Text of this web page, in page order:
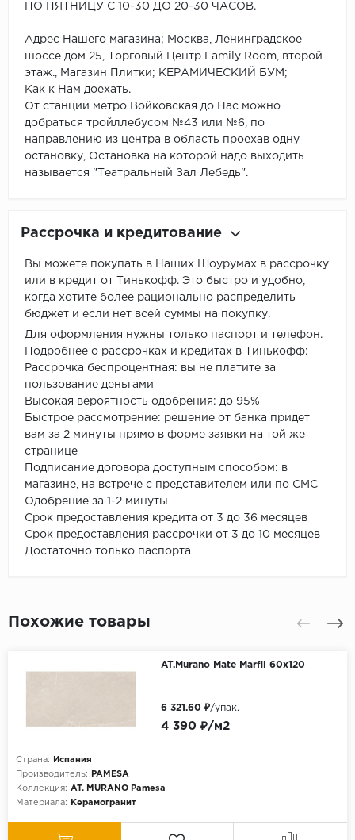
ПО ПЯТНИЦУ С 10-30 ДО 20-30 ЧАСОВ.
Адрес Нашего магазина; Москва, Ленинградское
шоссе дом 25, Торговый Центр Family Room, второй
этаж., Магазин Плитки; КЕРАМИЧЕСКИЙ БУМ;
Как к Нам доехать.
От станции метро Войковская до Нас можно
добраться тройллебусом №43 или №6, по
направлению из центра в область проехав одну
остановку, Остановка на которой надо выходить
называется "Театральный Зал Лебедь".
Рассрочка и кредитование
Вы можете покупать в Наших Шоурумах в рассрочку
или в кредит от Тинькофф. Это быстро и удобно,
когда хотите более рационально распределить
бюджет и если нет всей суммы на покупку.
Для оформления нужны только паспорт и телефон.
Подробнее о рассрочках и кредитах в Тинькофф:
Рассрочка беспроцентная: вы не платите за
пользование деньгами
Высокая вероятность одобрения: до 95%
Быстрое рассмотрение: решение от банка придет
вам за 2 минуты прямо в форме заявки на той же
странице
Подписание договора доступным способом: в
магазине, на встрече с представителем или по СМС
Одобрение за 1-2 минуты
Срок предоставления кредита от 3 до 36 месяцев
Срок предоставления рассрочки от 3 до 10 месяцев
Достаточно только паспорта
Похожие товары
AT.Murano Mate Marfil 60x120
Страна:
Испания
Производитель:
PAMESA
Коллекция: AT. MURANO Pamesa
Материала:
Керамогранит
4 390 ₽/м2
6 321.60 ₽/упак.